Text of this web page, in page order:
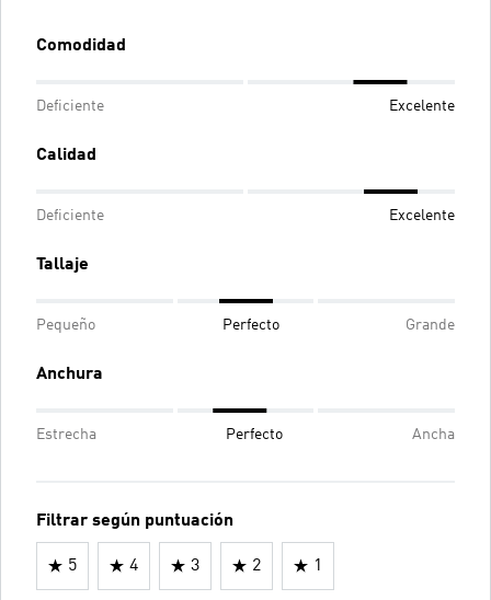
Comodidad
Deficiente Excelente
Calidad
Deficiente Excelente
Tallaje
Pequeño Perfecto Grande
Anchura
Estrecha Perfecto Ancha
Filtrar según puntuación
5 4 3 2 1